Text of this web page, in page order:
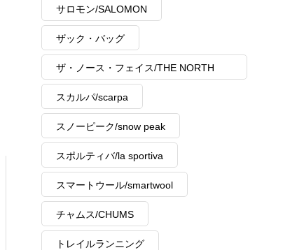
サロモン/SALOMON
ザック・バッグ
ザ・ノース・フェイス/THE NORTH
FACE
スカルパ/scarpa
スノーピーク/snow peak
スポルティバ/la sportiva
スマートウール/smartwool
チャムス/CHUMS
トレイルランニング